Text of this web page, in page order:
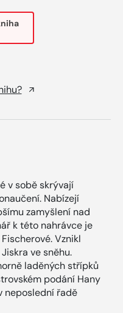
v sobě skrývají
Nabízejí
zamyšlení nad
k této nahrávce je
Vznikl
ve sněhu.
laděných střípků
podání Hany
neposlední řadě